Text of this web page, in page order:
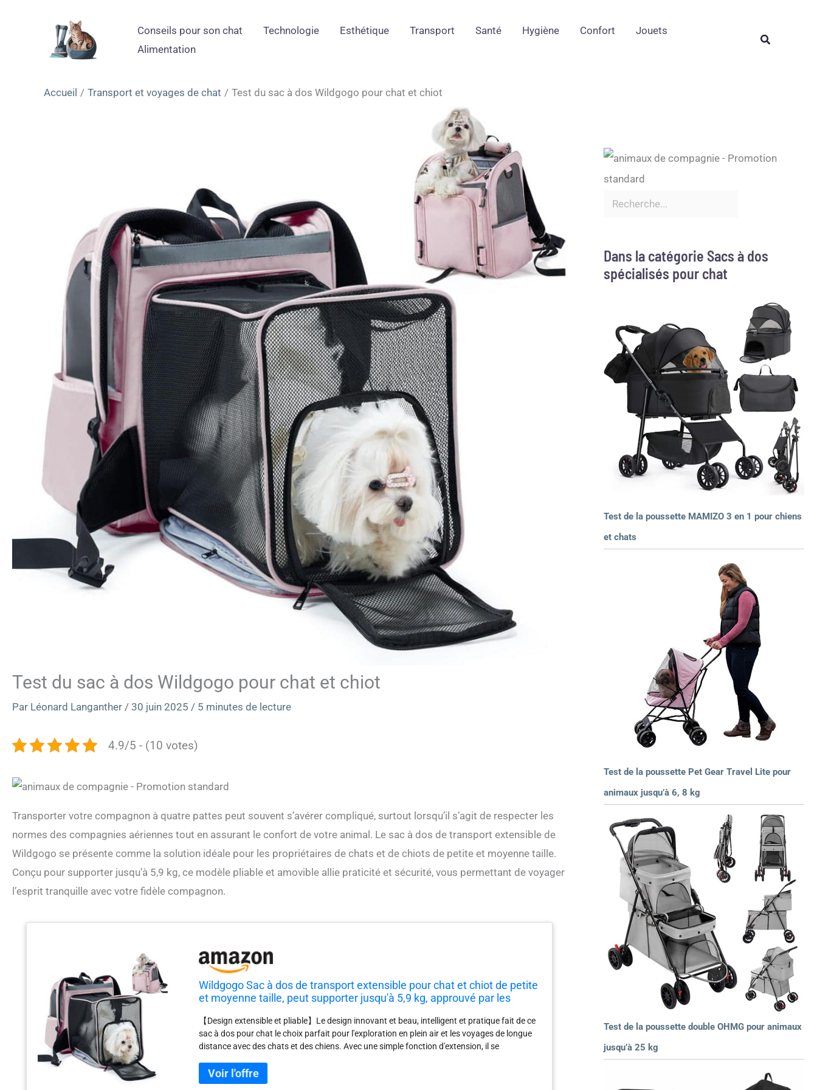
Conseils pour son chat Technologie Esthétique Transport Santé Hygiène Confort
Jouets
Alimentation
Rechercher
Accueil Transport et voyages de chat Test du sac à dos Wildgogo pour chat et chiot
Test du sac à dos Wildgogo pour chat et chiot
Par Léonard Langanther / 30 juin 2025 / 5 minutes de lecture
4.9/5 - (10 votes)
Transporter votre compagnon à quatre pattes peut souvent s’avérer compliqué, surtout lorsqu’il s’agit de respecter les
normes des compagnies aériennes tout en assurant le confort de votre animal. Le sac à dos de transport extensible de
Wildgogo se présente comme la solution idéale pour les propriétaires de chats et de chiots de petite et moyenne taille.
Conçu pour supporter jusqu’à 5,9 kg, ce modèle pliable et amovible allie praticité et sécurité, vous permettant de voyager
l’esprit tranquille avec votre fidèle compagnon.
Wildgogo Sac à dos de transport extensible pour chat et chiot de petite
et moyenne taille, peut supporter jusqu'à 5,9 kg, approuvé par les
【Design extensible et pliable】Le design innovant et beau, intelligent et pratique fait de ce
sac à dos pour chat le choix parfait pour l'exploration en plein air et les voyages de longue
distance avec des chats et des chiens. Avec une simple fonction d'extension, il se
extensible pour chat. Votre animal de compagnie aura suffisamment d'espace pour se
déplacer, se détendre et profiter pleinement du voyage. Respirant et visible : il y a 4 à 8
Dans la catégorie Sacs à dos
spécialisés pour chat
Test de la poussette MAMIZO 3 en 1 pour chiens
et chats
Test de la poussette Pet Gear Travel Lite pour
animaux jusqu’à 6, 8 kg
Test de la poussette double OHMG pour animaux
jusqu’à 25 kg